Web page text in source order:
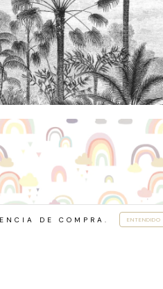
DE COMPRA. ENTENDIDO